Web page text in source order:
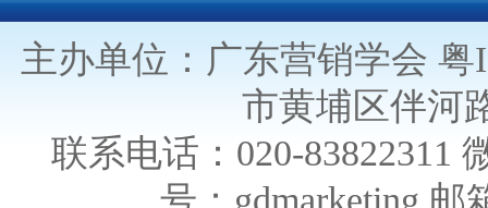
主办单位：广东营销学会 粤
市黄埔区伴河
联系电话：020-83822311
号：gdmarketing 邮